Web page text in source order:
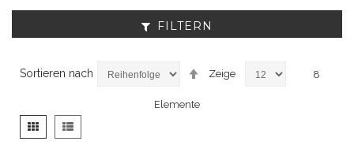
FILTERN
Sortieren nach
Absteigend
sortieren
Zeige 8
Elemente
Anzeigen
als
Liste Liste